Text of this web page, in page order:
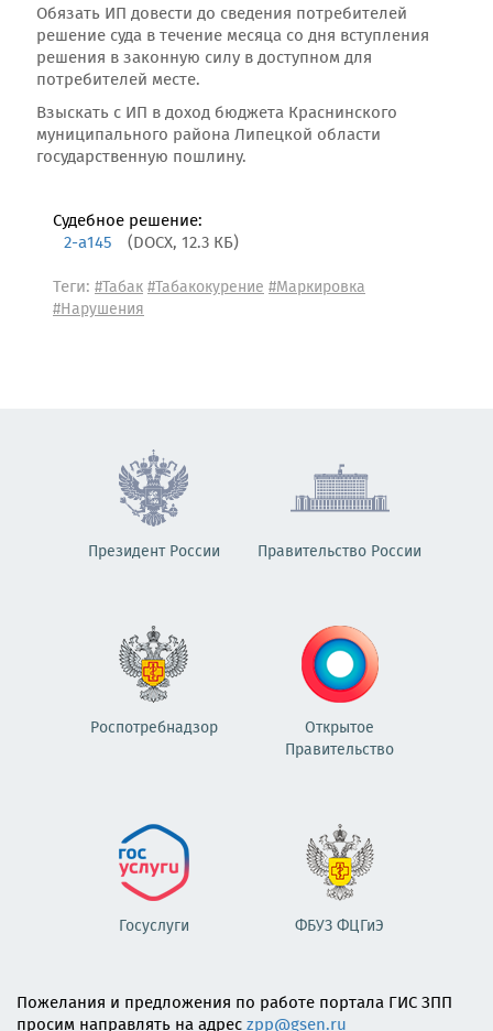
Обязать ИП довести до сведения потребителей
решение суда в течение месяца со дня вступления
решения в законную силу в доступном для
потребителей месте.
Взыскать с ИП в доход бюджета Краснинского
муниципального района Липецкой области
государственную пошлину.
Судебное решение:
2-а145
(DOCX, 12.3 КБ)
Теги: #Табак#Табакокурение#Маркировка
#Нарушения
Президент России Правительство России
Роспотребнадзор
Открытое
Правительство
Госуслуги ФБУЗ ФЦГиЭ
Пожелания и предложения по работе портала ГИС ЗПП
просим направлять на адресzpp@gsen.ru